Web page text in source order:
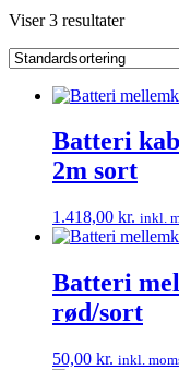
Viser 3 resultater
Batteri
2m sort
1.418,00 kr. inkl.
Batteri
rød/sort
50,00 kr. inkl.